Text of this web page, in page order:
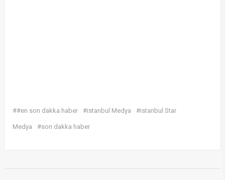
##en son dakka haber #istanbul Medya #istanbul Star
Medya #son dakka haber